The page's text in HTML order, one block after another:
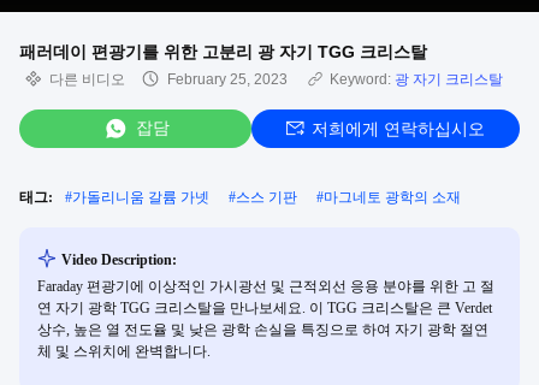
패러데이 편광기를 위한 고분리 광 자기 TGG 크리스탈
다른 비디오 February 25, 2023 Keyword: 광 자기 크리스탈
잡담 저희에게 연락하십시오
태그: #가돌리니움 갈륨 가넷 #스스 기판 #마그네토 광학의 소재
Video Description:
Faraday 편광기에 이상적인 가시광선 및 근적외선 응용 분야를 위한 고 절
연 자기 광학 TGG 크리스탈을 만나보세요. 이 TGG 크리스탈은 큰 Verdet
상수, 높은 열 전도율 및 낮은 광학 손실을 특징으로 하여 자기 광학 절연
체 및 스위치에 완벽합니다.